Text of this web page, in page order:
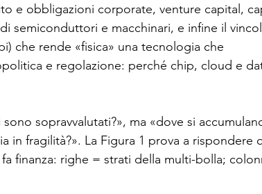
e obbligazioni corporate, venture capital,
semiconduttori e macchinari, e infine il
che rende «fisica» una tecnologia che
e regolazione: perché chip, cloud e
sopravvalutati?», ma «dove si
in fragilità?». La Figura 1 prova a rispondere
finanza: righe = strati della multi-bolla;